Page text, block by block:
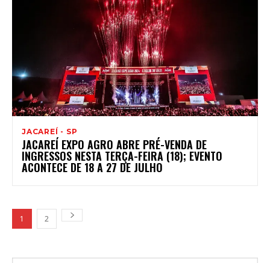
JACAREÍ - SP
JACAREÍ EXPO AGRO ABRE PRÉ-VENDA DE
INGRESSOS NESTA TERÇA-FEIRA (18); EVENTO
ACONTECE DE 18 A 27 DE JULHO
1 2